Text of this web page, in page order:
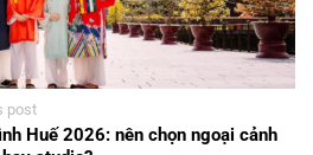
post
Huế 2026: nên chọn ngoại cảnh